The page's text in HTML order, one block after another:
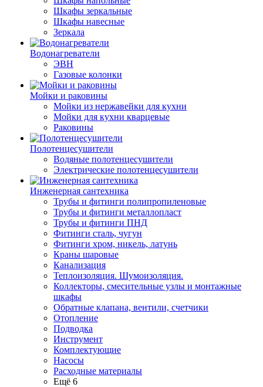
Шкафы зеркальные
Шкафы навесные
Зеркала
Водонагреватели
ЭВН
Газовые колонки
Мойки и раковины
Мойки из нержавейки для кухни
Мойки для кухни кварцевые
Раковины
Полотенцесушители
Водяные полотенцесушители
Электрические полотенцесушители
Инженерная сантехника
Трубы и фитинги полипропиленовые
Трубы и фитинги металлопласт
Трубы и фитинги ПНД
Фитинги сталь, чугун
Фитинги хром, никель, латунь
Краны шаровые
Канализация
Теплоизоляция. Шумоизоляция.
Коллекторы, смесительные узлы и монтажные
шкафы
Обратные клапана, вентили, счетчики
Отопление
Подводка
Инструмент
Комплектующие
Насосы
Расходные материалы
Ещё 6